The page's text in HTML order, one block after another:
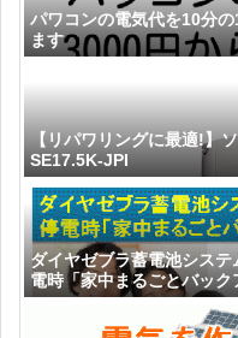
パワコンの電気代を10分
ます
【リパワリングに最適!】
SE17.5K-JPI
ダイヤゼブラ蓄電池シス
電時「家中まるごとバック